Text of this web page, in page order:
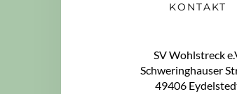
KONTAKT
SV Wohlstreck
Schweringhauser
49406